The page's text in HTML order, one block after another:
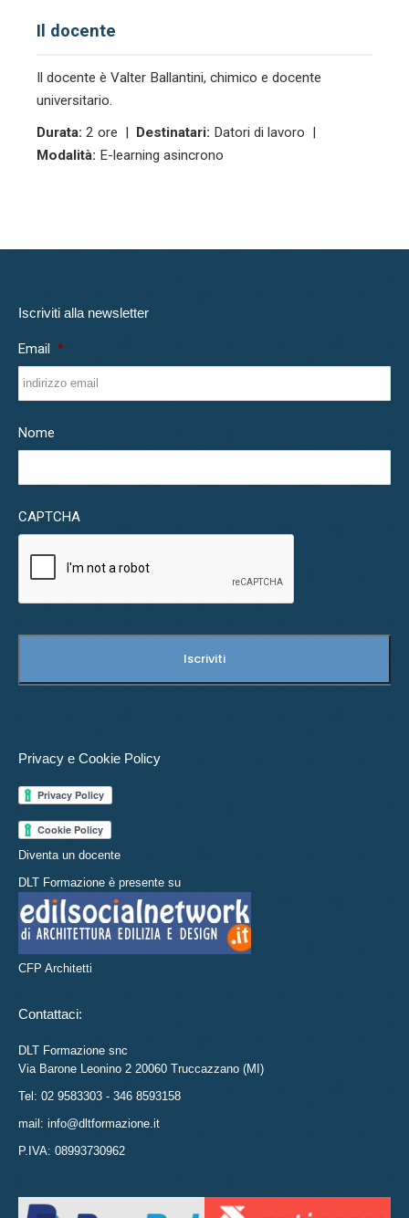
Il docente
Il docente è Valter Ballantini, chimico e docente
universitario.
Durata: 2 ore | Destinatari: Datori di lavoro |
Modalità: E-learning asincrono
Iscriviti alla newsletter
Email *
Nome
CAPTCHA
Privacy e Cookie Policy
Diventa un docente
DLT Formazione è presente su
CFP Architetti
Contattaci:
DLT Formazione snc
Via Barone Leonino 2 20060 Truccazzano (MI)
Tel: 02 9583303 - 346 8593158
mail: info@dltformazione.it
P.IVA: 08993730962